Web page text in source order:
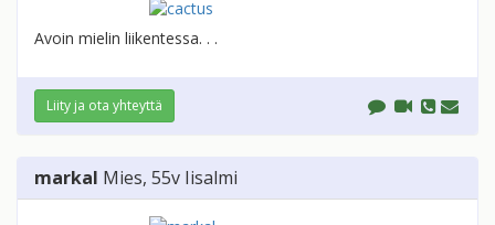
Avoin mielin liikentessa. . .
Liity ja ota yhteyttä
markal Mies, 55v Iisalmi